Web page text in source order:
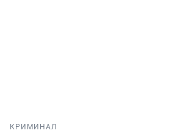
КРИМИНАЛ